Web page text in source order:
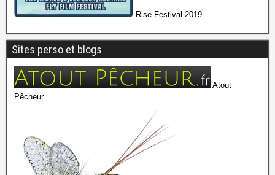
Rise Festival 2019
Sites perso et blogs
Atout
Pêcheur